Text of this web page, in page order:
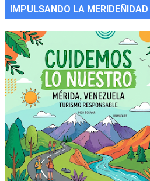
IMPULSANDO LA MERIDEÑIDAD